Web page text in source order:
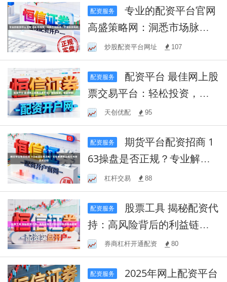
配资服务
专业的配资平台官网
高盛策略网：洞悉市场脉
搏，把握投资先机
炒股配资平台网址 107
配资服务
票交易平台：轻松投资，收
益翻倍！
天创优配 95
配资服务
期货平台配资招商 1
63操盘是否正规？专业解读
其合规性与投资安全性
杠杆交易 88
配资服务
持：高风险背后的利益链条
与操作迷局
券商杠杆开通配资 80
配资服务